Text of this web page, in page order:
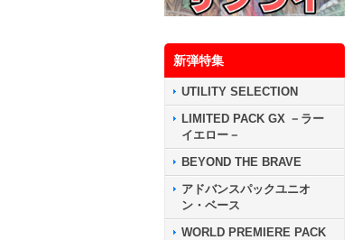
新弾特集
UTILITY SELECTION
LIMITED PACK GX －ラー
イエロー－
BEYOND THE BRAVE
アドバンスパックユニオ
ン・ベース
WORLD PREMIERE PACK